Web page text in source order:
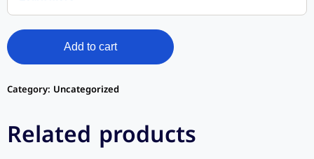
Add to cart
Category: Uncategorized
Related products